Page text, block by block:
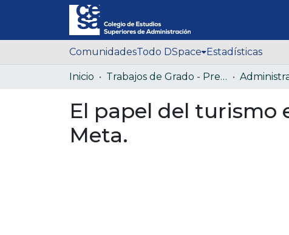
ComunidadesTodo DSpace Estadísticas
Inicio Trabajos de Grado - Pregrado
El papel del turismo
Meta.